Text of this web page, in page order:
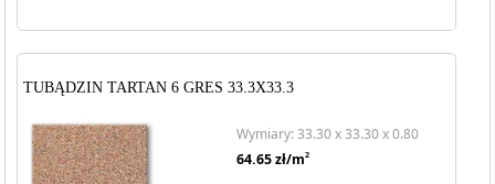
TUBĄDZIN TARTAN 6 GRES 33.3X33.3
Wymiary: 33.30 x 33.30 x 0.80
64.65zł/m2